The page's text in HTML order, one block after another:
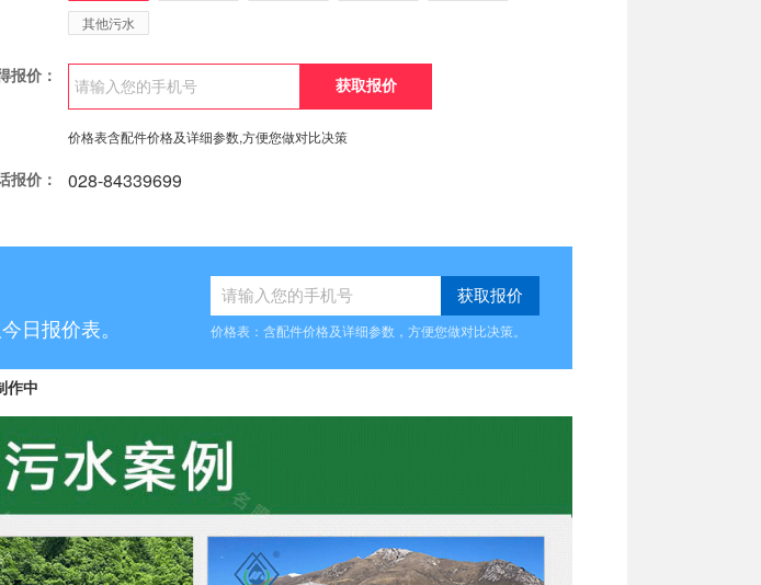
其他污水
报价：
价格表含配件价格及详细参数,方便您做对比决策
报价： 028-84339699
日报价表。
价格表：含配件价格及详细参数，方便您做对比决策。
作中
签订